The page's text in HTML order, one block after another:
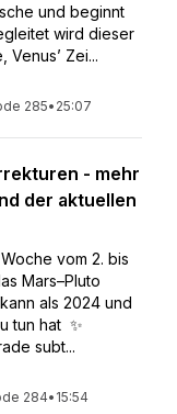
und beginnt
wird dieser
Zei...
285• 25:07
- mehr
der aktuellen
vom 2. bis
Mars–Pluto
als 2024 und
tun hat ✨
subt...
284• 15:54